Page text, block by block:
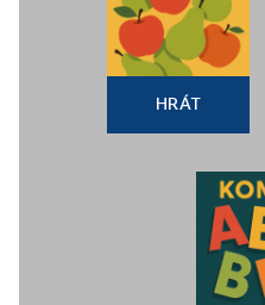
HRÁT